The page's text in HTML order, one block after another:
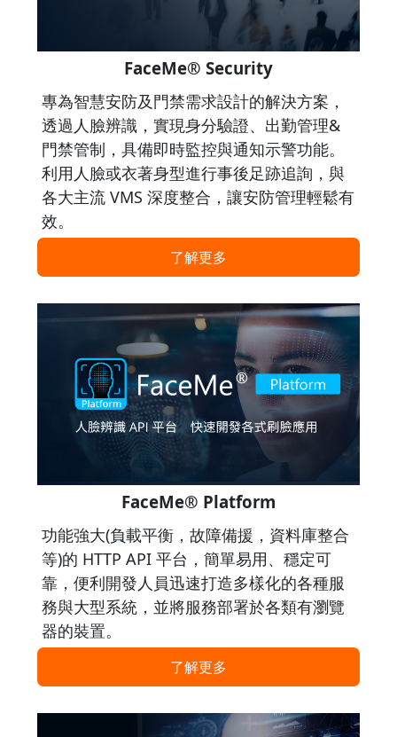
FaceMe® Security
專為智慧安防及門禁需求設計的解決方案，
透過人臉辨識，實現身分驗證、出勤管理&
門禁管制，具備即時監控與通知示警功能。
利用人臉或衣著身型進行事後足跡追詢，與
各大主流 VMS 深度整合，讓安防管理輕鬆有
效。
了解更多
FaceMe® Platform
功能強大(負載平衡，故障備援，資料庫整合
等)的 HTTP API 平台，簡單易用、穩定可
靠，便利開發人員迅速打造多樣化的各種服
務與大型系統，並將服務部署於各類有瀏覽
器的裝置。
了解更多